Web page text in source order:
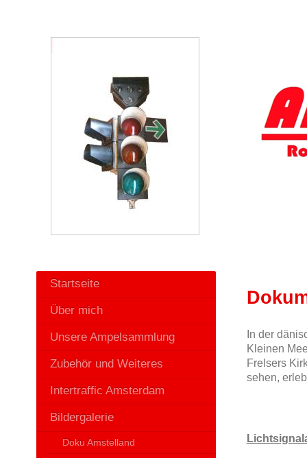
In der
Kleinen
Frelsers
sehen,
Startseite
Über mich
Unsere Ampelsammlung
Zubehör und Weiteres
Intertraffic Amsterdam
Bildergalerie
Doku Amstelland